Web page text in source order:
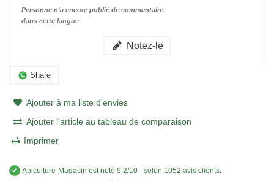
Personne n'a encore publié de commentaire
dans cette langue
Notez-le
Share
Ajouter à ma liste d'envies
Ajouter l'article au tableau de comparaison
Imprimer
✔ Apiculture-Magasin est noté 9.2/10 - selon 1052 avis clients.